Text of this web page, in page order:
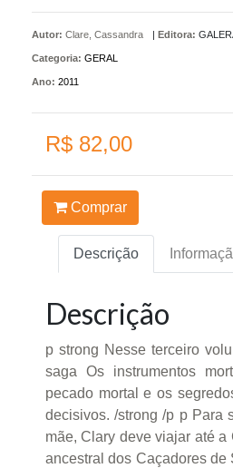
Autor: Clare, Cassandra | Editora:
Categoria: GERAL
Ano: 2011
R$ 82,00
Comprar
Descrição
Descrição
p strong Nesse terceiro
saga Os instrumentos
pecado mortal e os
decisivos. /strong /p p Para
mãe, Clary deve viajar até
ancestral dos Caçadores de